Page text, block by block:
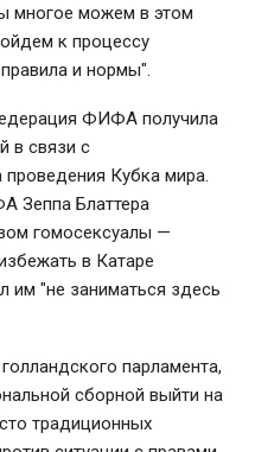
многое можем в этом
к процессу
и нормы".
ФИФА получила
в связи с
проведения Кубка мира.
Зеппа Блаттера
гомосексуалы —
в Катаре
им "не заниматься здесь
парламента,
сборной выйти на
традиционных